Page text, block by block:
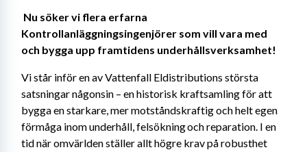
Nu söker vi flera erfarna
Kontrollanläggningsingenjörer som vill vara med
och bygga upp framtidens underhållsverksamhet!
Vi står inför en av Vattenfall Eldistributions största
satsningar någonsin – en historisk kraftsamling för att
bygga en starkare, mer motståndskraftig och helt egen
förmåga inom underhåll, felsökning och reparation. I en
tid när omvärlden ställer allt högre krav på robusthet